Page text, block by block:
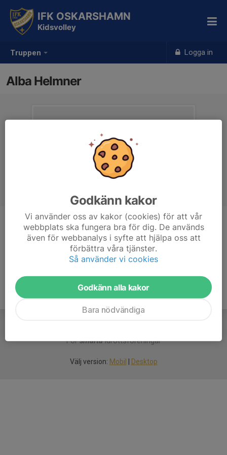
Truppen Logga in
IFK OSKARSHAMN
Kidsvolley
Alba Helmner
Position
-
Ålder
9 år
Försmartaidrottsföreningar
Välj version: Mobil Desktop
Godkänn kakor
Vi använder oss av kakor (cookies) för att vår
webbplats ska fungera bra för dig. De används
även för webbanalys i syfte att hjälpa oss att
förbättra våra tjänster.
Så använder vi cookies
Godkänn alla kakor
Bara nödvändiga